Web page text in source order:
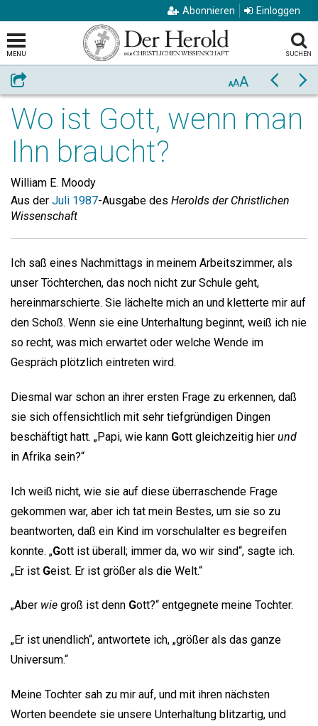
Abonnieren Einloggen
MENU SUCHEN
Weiterempfehlen AAA Zurück
Wo ist Gott, wenn man
Ihn braucht?
William E. Moody
Aus der Juli 1987-Ausgabe des Herolds der Christlichen
Wissenschaft
Ich saß eines Nachmittags in meinem Arbeitszimmer, als
unser Töchterchen, das noch nicht zur Schule geht,
hereinmarschierte. Sie lächelte mich an und kletterte mir auf
den Schoß. Wenn sie eine Unterhaltung beginnt, weiß ich nie
so recht, was mich erwartet oder welche Wende im
Gespräch plötzlich eintreten wird.
Diesmal war schon an ihrer ersten Frage zu erkennen, daß
sie sich offensichtlich mit sehr tiefgründigen Dingen
beschäftigt hatt. „Papi, wie kann Gott gleichzeitig hier und
in Afrika sein?“
Ich weiß nicht, wie sie auf diese überraschende Frage
gekommen war, aber ich tat mein Bestes, um sie so zu
beantworten, daß ein Kind im vorschulalter es begreifen
konnte. „Gott ist überall; immer da, wo wir sind“, sagte ich.
„Er ist Geist. Er ist größer als die Welt.“
„Aber wie groß ist denn Gott?“ entgegnete meine Tochter.
„Er ist unendlich“, antwortete ich, „größer als das ganze
Universum.“
Meine Tochter sah zu mir auf, und mit ihren nächsten
Worten beendete sie unsere Unterhaltung blitzartig, und